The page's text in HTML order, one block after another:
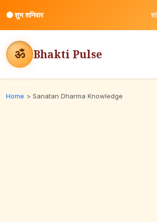
⚫शुभ शनिवार
ॐ Bhakti Pulse
Home > Sanatan Dharma Knowledge